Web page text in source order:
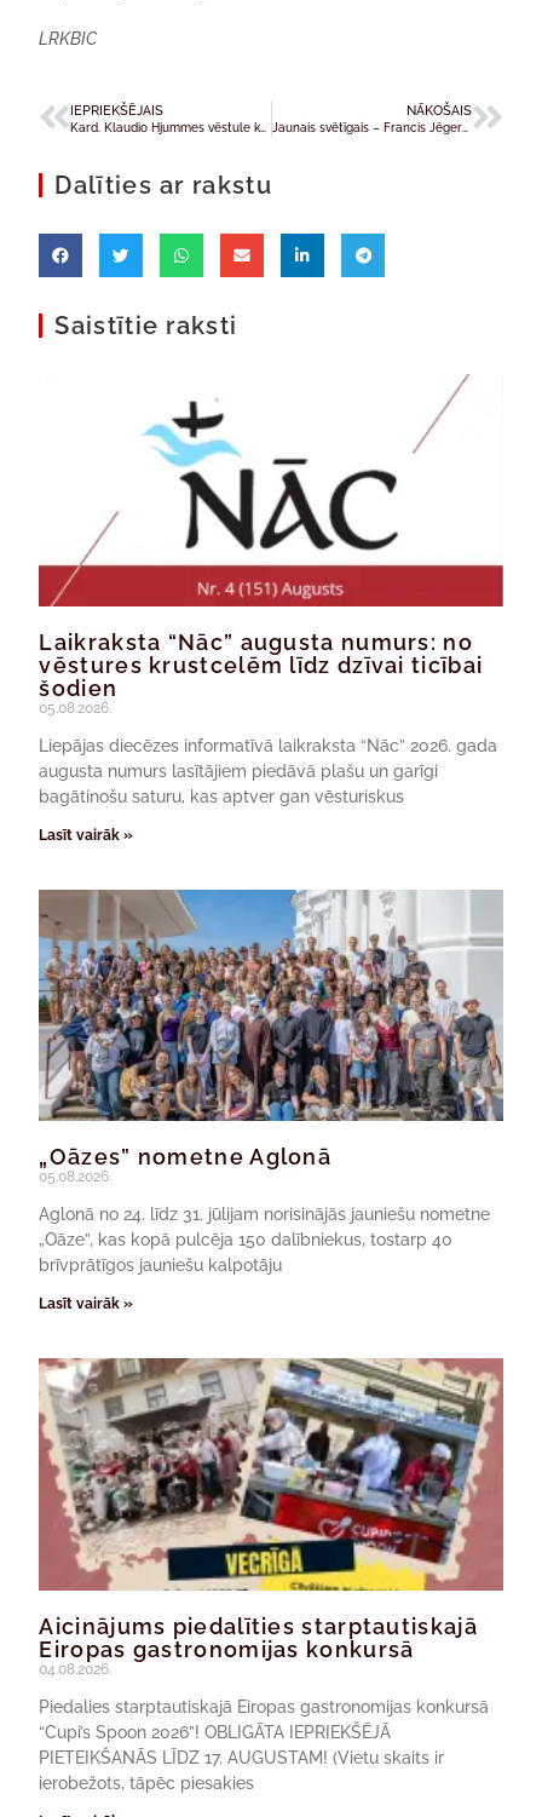
LRKBIC
IEPRIEKŠĒJAIS NĀKOŠAIS
Jaunais svētīgais – Francis Jēgerštetters
Dalīties ar rakstu
Saistītie raksti
Laikraksta “Nāc” augusta numurs: no
vēstures krustcelēm līdz dzīvai ticībai
šodien
05.08.2026.
Liepājas diecēzes informatīvā laikraksta “Nāc” 2026. gada
augusta numurs lasītājiem piedāvā plašu un garīgi
bagātinošu saturu, kas aptver gan vēsturiskus
Lasīt vairāk »
„Oāzes” nometne Aglonā
05.08.2026.
Aglonā no 24. līdz 31. jūlijam norisinājās jauniešu nometne
„Oāze”, kas kopā pulcēja 150 dalībniekus, tostarp 40
brīvprātīgos jauniešu kalpotāju
Lasīt vairāk »
Aicinājums piedalīties starptautiskajā
Eiropas gastronomijas konkursā
04.08.2026.
Piedalies starptautiskajā Eiropas gastronomijas konkursā
“Cupi’s Spoon 2026”! OBLIGĀTA IEPRIEKŠĒJĀ
PIETEIKŠANĀS LĪDZ 17. AUGUSTAM! (Vietu skaits ir
ierobežots, tāpēc piesakies